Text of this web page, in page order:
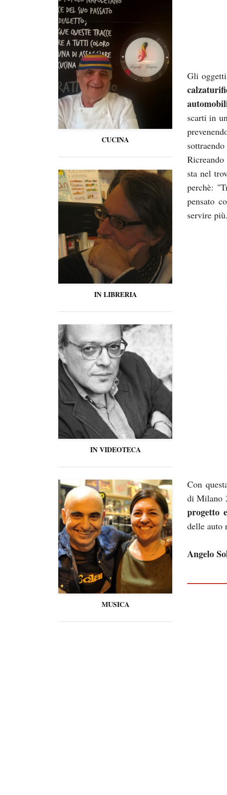
CUCINA
IN LIBRERIA
IN VIDEOTECA
MUSICA
Gli
scarti in
sta nel
perchè:
pensato
servire
Con
di Milano
progetto
delle auto
Angelo